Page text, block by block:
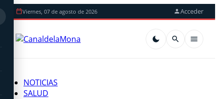
Viernes, 07 de agosto de 2026 Acceder
NOTICIAS
SALUD